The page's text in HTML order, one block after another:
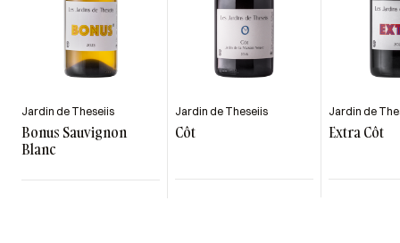
Jardin de Theseiis
Bonus Sauvignon
Blanc
Jardin de Theseiis
Côt
Jardin de
Extra Côt